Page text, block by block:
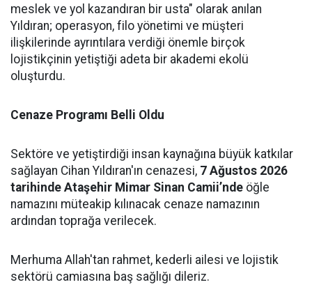
meslek ve yol kazandıran bir usta" olarak anılan
Yıldıran; operasyon, filo yönetimi ve müşteri
ilişkilerinde ayrıntılara verdiği önemle birçok
lojistikçinin yetiştiği adeta bir akademi ekolü
oluşturdu.
Cenaze Programı Belli Oldu
Sektöre ve yetiştirdiği insan kaynağına büyük katkılar
sağlayan Cihan Yıldıran'ın cenazesi, 7 Ağustos 2026
tarihinde Ataşehir Mimar Sinan Camii’nde öğle
namazını müteakip kılınacak cenaze namazının
ardından toprağa verilecek.
Merhuma Allah'tan rahmet, kederli ailesi ve lojistik
sektörü camiasına baş sağlığı dileriz.